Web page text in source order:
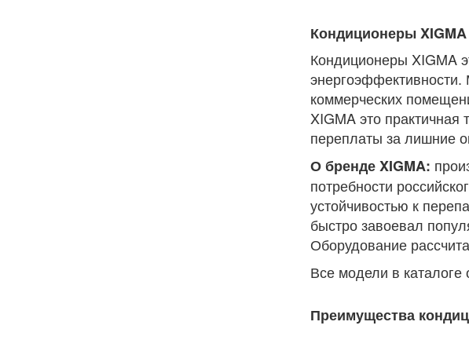
Кондиционеры
Кондиционеры XIGMA
коммерческих
XIGMA это
переплаты за лишние
О бренде XIGMA:
потребности
устойчивостью к
быстро завоевал
Оборудование
Все модели в каталоге
Преимущества